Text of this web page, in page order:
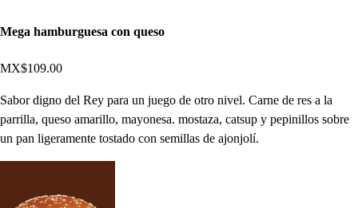
Mega hamburguesa con queso
MX$109.00
Sabor digno del Rey para un juego de otro nivel. Carne de res a la
parrilla, queso amarillo, mayonesa. mostaza, catsup y pepinillos sobre
un pan ligeramente tostado con semillas de ajonjolí.